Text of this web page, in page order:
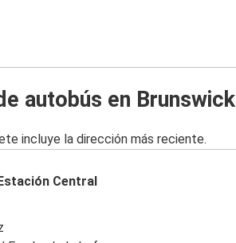
autobús en Brunswick
incluye la dirección más reciente.
Central